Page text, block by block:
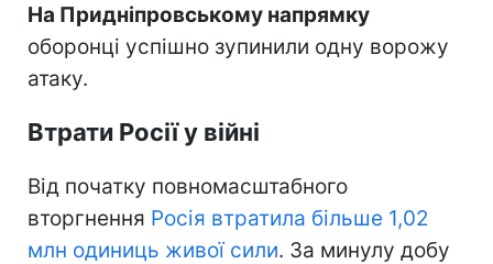
На Придніпровському напрямку
оборонці успішно зупинили одну ворожу
атаку.
Втрати Росії у війні
Від початку повномасштабного
вторгнення Росія втратила більше 1,02
млн одиниць живої сили. За минулу добу